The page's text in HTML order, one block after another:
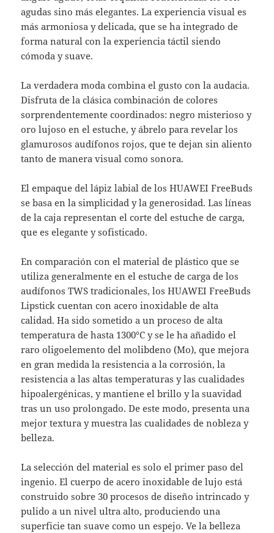
agudas sino más elegantes. La experiencia visual es
más armoniosa y delicada, que se ha integrado de
forma natural con la experiencia táctil siendo
cómoda y suave.
La verdadera moda combina el gusto con la audacia.
Disfruta de la clásica combinación de colores
sorprendentemente coordinados: negro misterioso y
oro lujoso en el estuche, y ábrelo para revelar los
glamurosos audífonos rojos, que te dejan sin aliento
tanto de manera visual como sonora.
El empaque del lápiz labial de los HUAWEI FreeBuds
se basa en la simplicidad y la generosidad. Las líneas
de la caja representan el corte del estuche de carga,
que es elegante y sofisticado.
En comparación con el material de plástico que se
utiliza generalmente en el estuche de carga de los
audífonos TWS tradicionales, los HUAWEI FreeBuds
Lipstick cuentan con acero inoxidable de alta
calidad. Ha sido sometido a un proceso de alta
temperatura de hasta 1300°C y se le ha añadido el
raro oligoelemento del molibdeno (Mo), que mejora
en gran medida la resistencia a la corrosión, la
resistencia a las altas temperaturas y las cualidades
hipoalergénicas, y mantiene el brillo y la suavidad
tras un uso prolongado. De este modo, presenta una
mejor textura y muestra las cualidades de nobleza y
belleza.
La selección del material es solo el primer paso del
ingenio. El cuerpo de acero inoxidable de lujo está
construido sobre 30 procesos de diseño intrincado y
pulido a un nivel ultra alto, produciendo una
superficie tan suave como un espejo. Ve la belleza